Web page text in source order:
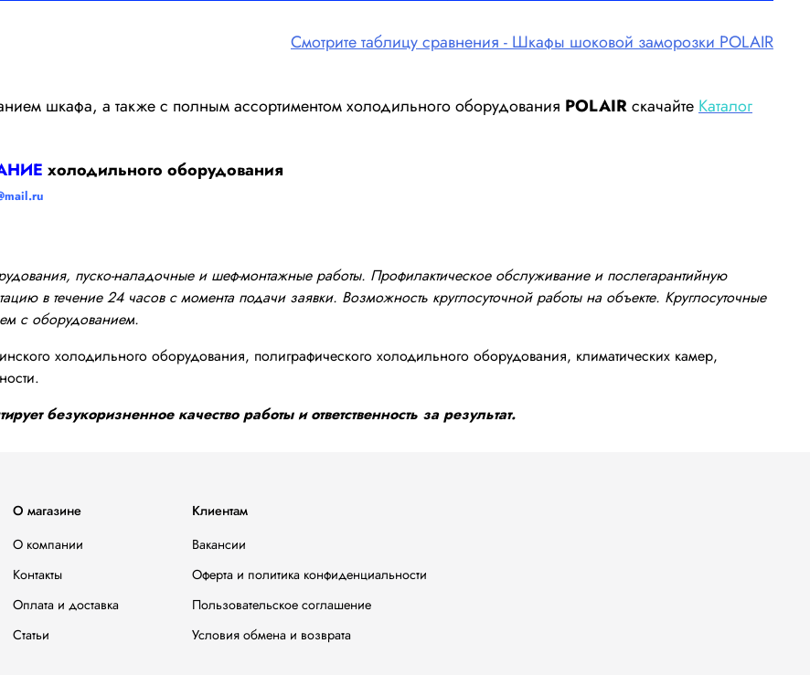
Смотрите таблицу сравнения - Шкафы шоковой заморозки POLAIR
шкафа, а также с полным ассортиментом холодильного оборудования POLAIRскачайте Каталог
холодильного оборудования
пуско-наладочные и шеф-монтажные работы. Профилактическое обслуживание и послегарантийную
в течение 24 часов с момента подачи заявки. Возможность круглосуточной работы на объекте. Круглосуточные
с оборудованием.
холодильного оборудования, полиграфического холодильного оборудования, климатических камер,
безукоризненное качество работы и ответственность за результат.
О магазине
О компании
Контакты
Оплата и доставка
Статьи
Клиентам
Вакансии
Оферта и политика конфиденциальности
Пользовательское соглашение
Условия обмена и возврата